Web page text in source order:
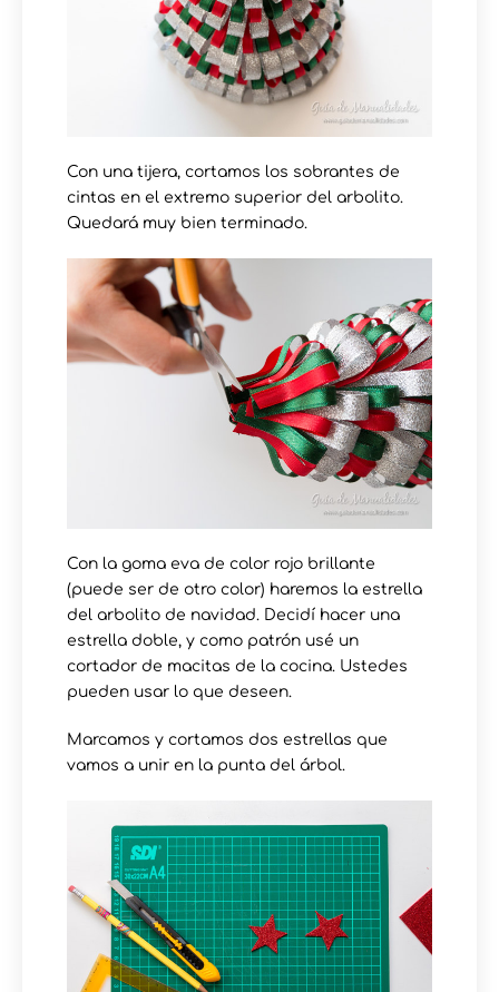
Con una tijera, cortamos los sobrantes de
cintas en el extremo superior del arbolito.
Quedará muy bien terminado.
Con la goma eva de color rojo brillante
(puede ser de otro color) haremos la estrella
del arbolito de navidad. Decidí hacer una
estrella doble, y como patrón usé un
cortador de macitas de la cocina. Ustedes
pueden usar lo que deseen.
Marcamos y cortamos dos estrellas que
vamos a unir en la punta del árbol.